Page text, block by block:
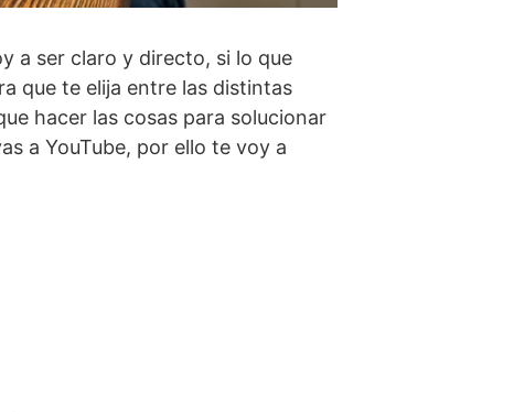
a ser claro y directo, si lo que
que te elija entre las distintas
hacer las cosas para solucionar
a YouTube, por ello te voy a